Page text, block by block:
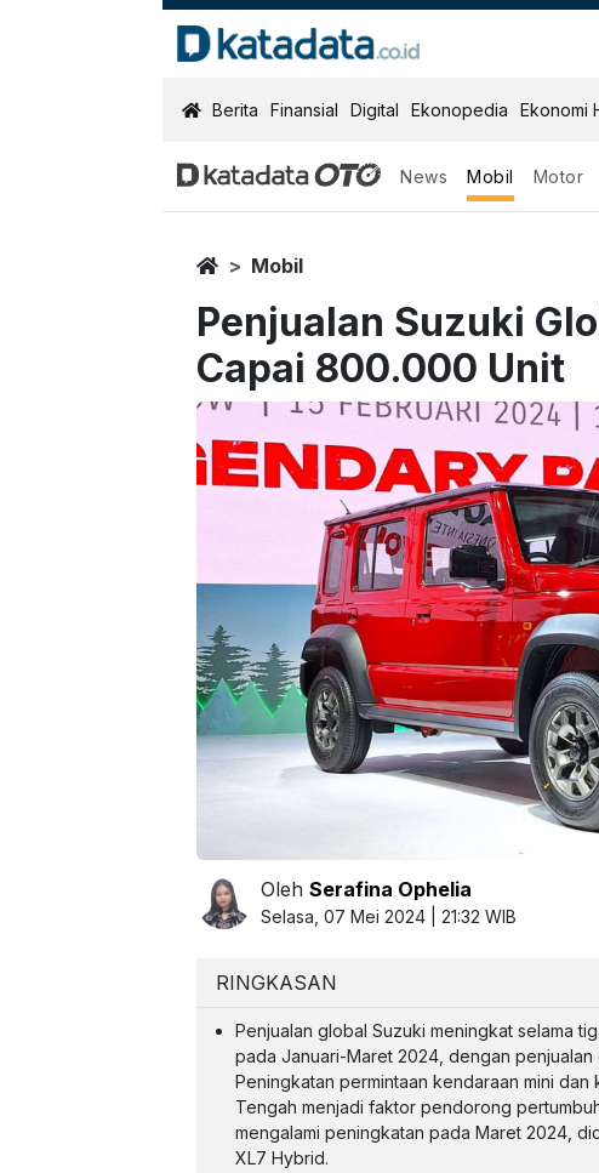
KatadataOTO
Berita Finansial Digital Ekonopedia Ekonomi
News Mobil Motor
HomeMobil
Penjualan Suzuki
Capai 800.000 Unit
OlehSerafina Ophelia
Selasa, 07 Mei 2024 | 21:32 WIB
RINGKASAN
Penjualan global Suzuki meningkat selama
pada Januari-Maret 2024, dengan
Peningkatan permintaan kendaraan mini
Tengah menjadi faktor pendorong
mengalami peningkatan pada Maret 2024,
XL7 Hybrid.